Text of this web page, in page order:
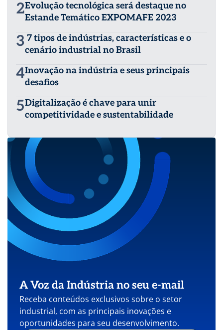
2Evolução tecnológica será destaque no
Estande Temático EXPOMAFE 2023
3 7 tipos de indústrias, características e o
cenário industrial no Brasil
4Inovação na indústria e seus principais
desafios
5Digitalização é chave para unir
competitividade e sustentabilidade
A Voz da Indústria no seu e-mail
Receba conteúdos exclusivos sobre o setor
industrial, com as principais inovações e
oportunidades para seu desenvolvimento.